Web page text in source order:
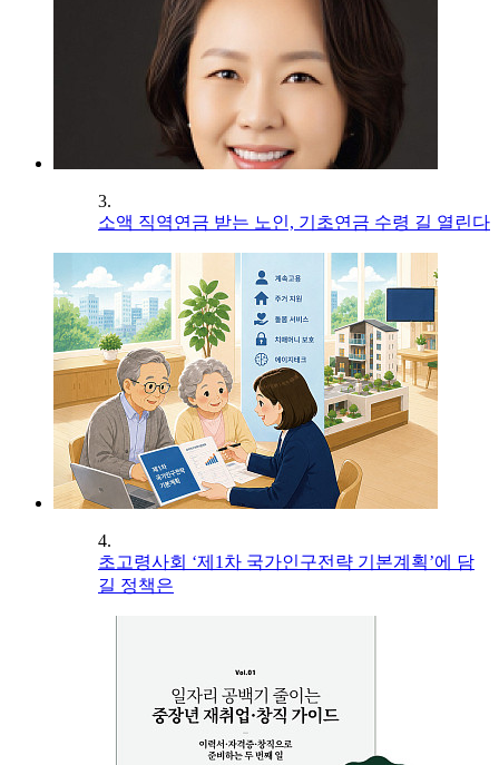
3.
소액 직역연금 받는 노인, 기초연금 수령 길 열린다
4.
초고령사회 ‘제1차 국가인구전략 기본계획’에 담
길 정책은